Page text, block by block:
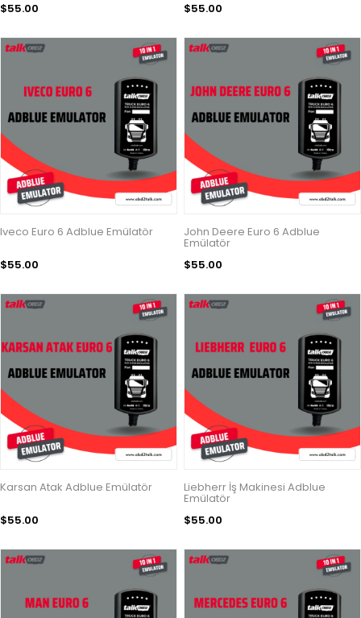
$55.00
$55.00
Iveco Euro 6 Adblue Emülatör
$55.00
John Deere Euro 6 Adblue
Emülatör
$55.00
Karsan Atak Adblue Emülatör
$55.00
Liebherr İş Makinesi Adblue
Emülatör
$55.00